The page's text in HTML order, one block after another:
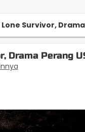
Lone Survivor,
Drama Perang